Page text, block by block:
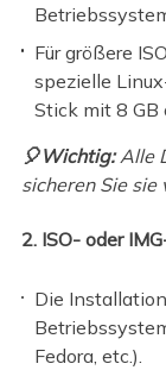
Für größere
spezielle
Stick mit 8 GB
🎈Wichtig:Alle
sicheren Sie sie
2. ISO- oder
Die
Fedora, etc.).